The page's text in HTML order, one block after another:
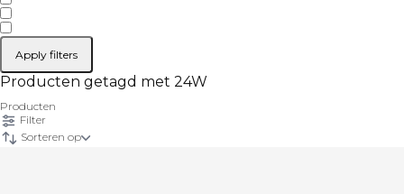
Apply filters
Producten getagd met 24W
Producten
Filter
Sorteren op